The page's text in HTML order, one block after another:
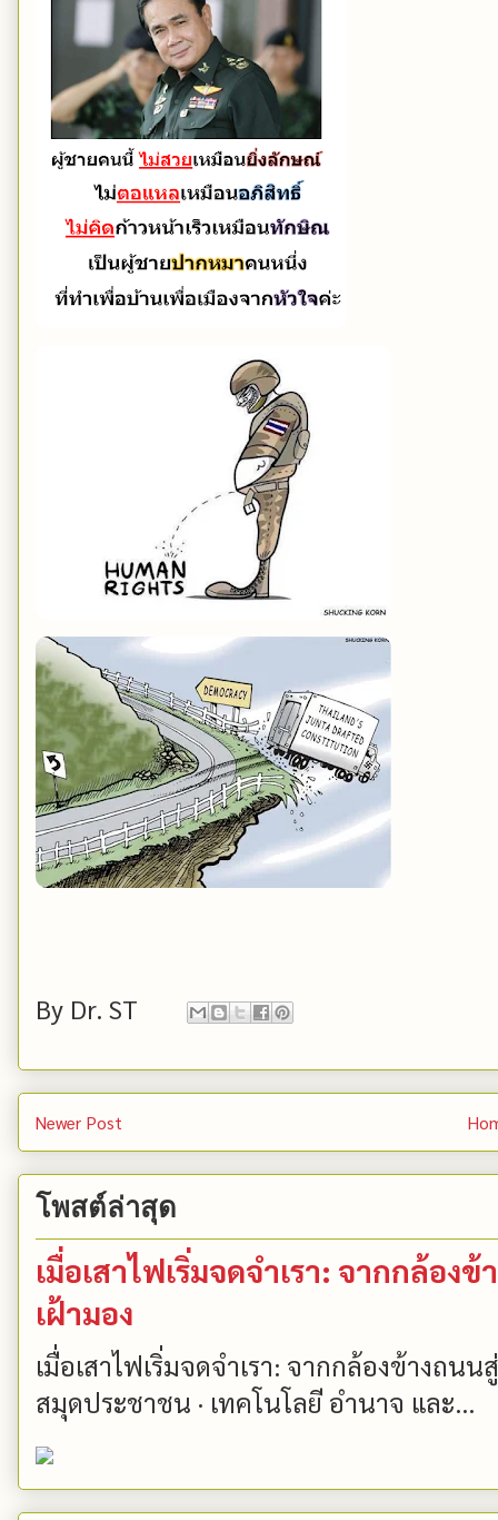
By Dr. ST
Newer Post
โพสต์ล่าสุด
เมื่อเสาไฟเริ่มจดจำเรา: จากกล้อง
เฝ้ามอง
เมื่อเสาไฟเริ่มจดจำเรา: จากกล้องข้างถน
สมุดประชาชน · เทคโนโลยี อำนาจ และ...